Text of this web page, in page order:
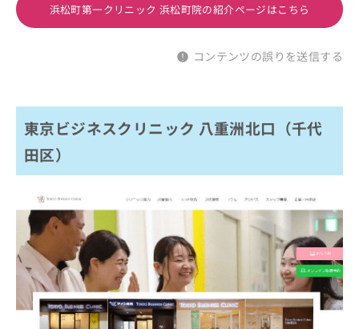
浜松町第一クリニック 浜松町院の紹介ページはこちら
コンテンツの誤りを送信する
東京ビジネスクリニック 八重洲北口（千代
田区）